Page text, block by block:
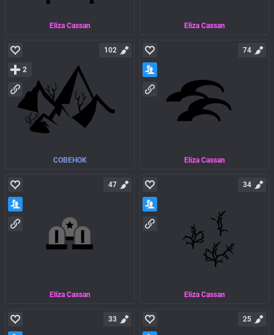
Eliza Cassan Eliza Cassan
COBEHOK
2
102
Eliza Cassan
74
Eliza Cassan
47
Eliza Cassan
34
33 25